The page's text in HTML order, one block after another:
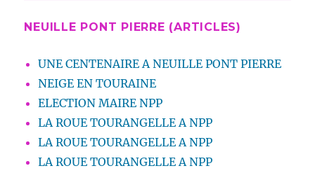
NEUILLE PONT PIERRE (ARTICLES)
UNE CENTENAIRE A NEUILLE PONT PIERRE
NEIGE EN TOURAINE
ELECTION MAIRE NPP
LA ROUE TOURANGELLE A NPP
LA ROUE TOURANGELLE A NPP
LA ROUE TOURANGELLE A NPP